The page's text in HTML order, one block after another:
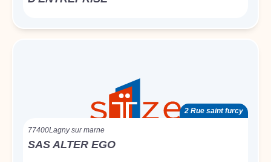
2 Rue saint furcy
77400Lagny sur marne
SAS ALTER EGO